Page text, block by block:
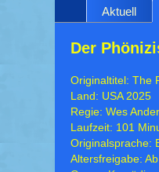
Aktuell
Der
Originaltitel: The
Land: USA 2025
Regie: Wes
Laufzeit: 101
Originalsprache:
Altersfreigabe: